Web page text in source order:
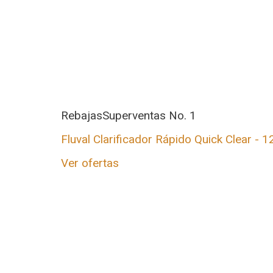
RebajasSuperventas No. 1
Fluval Clarificador Rápido Quick Clear -
Ver ofertas